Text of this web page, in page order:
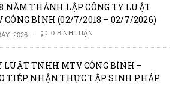
NĂM THÀNH LẬP CÔNG TY LUẬT
BÌNH (02/7/2018 – 02/7/2026)
2026 0 BÌNH LUẬN
LUẬT TNHH MTV CÔNG BÌNH –
TIẾP NHẬN THỰC TẬP SINH PHÁP